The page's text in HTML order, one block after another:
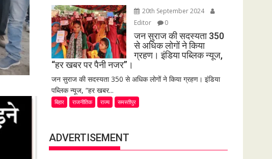
20th September 2024
Editor
0
जन सुराज की सदस्यता 350
से अधिक लोगों ने किया
ग्रहण। इंडिया पब्लिक न्यूज,
“हर खबर पर पैनी नजर”।
जन सुराज की सदस्यता 350 से अधिक लोगों ने किया ग्रहण। इंडिया
पब्लिक न्यूज, “हर खबर...
बिहार राजनीतिक राज्य समस्तीपुर
ADVERTISEMENT